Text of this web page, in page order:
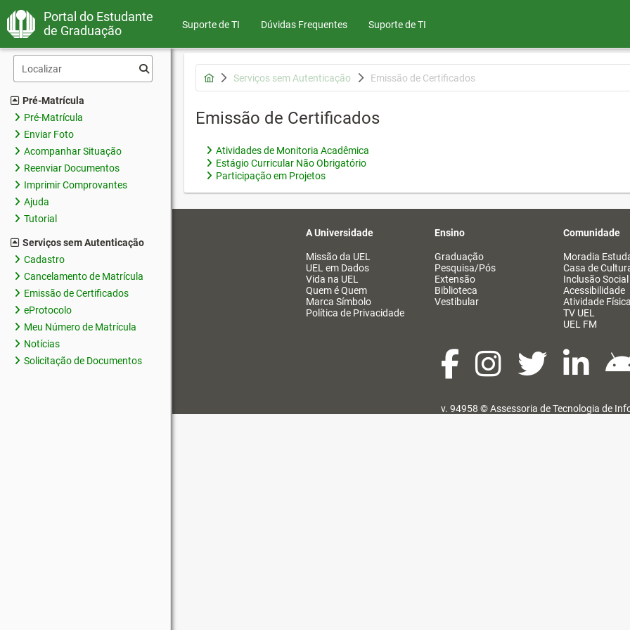
Portal do Estudante
de Graduação
Suporte de TI Dúvidas Frequentes Suporte de TI
Pré-Matrícula
Pré-Matrícula
Enviar Foto
Acompanhar Situação
Reenviar Documentos
Imprimir Comprovantes
Ajuda
Tutorial
Serviços sem Autenticação
Cadastro
Cancelamento de Matrícula
Emissão de Certificados
eProtocolo
Meu Número de Matrícula
Notícias
Solicitação de Documentos
Serviços sem Autenticação Emissão de Certificados
Emissão de Certificados
Atividades de Monitoria Acadêmica
Estágio Curricular Não Obrigatório
Participação em Projetos
A Universidade
Missão da UEL
UEL em Dados
Vida na UEL
Quem é Quem
Marca Símbolo
Política de Privacidade
Ensino
Graduação
Pesquisa/Pós
Extensão
Biblioteca
Vestibular
Comunidade
Moradia
Casa de
Inclusão Social
Acessibilidade
Atividade Física
TV UEL
UEL FM
v. 94958 ©Assessoria de Tecnologia de